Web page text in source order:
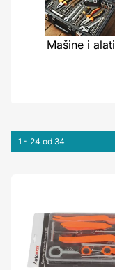
Mašine i alati
1 - 24 od 34